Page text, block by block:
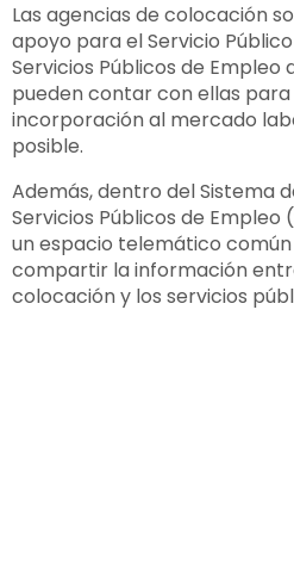
Las agencias de colocación
apoyo para el Servicio
Servicios Públicos de Empleo
pueden contar con ellas
incorporación al mercado
posible.
Además, dentro del Sistema
Servicios Públicos de Empleo
un espacio telemático
compartir la información
colocación y los servicios